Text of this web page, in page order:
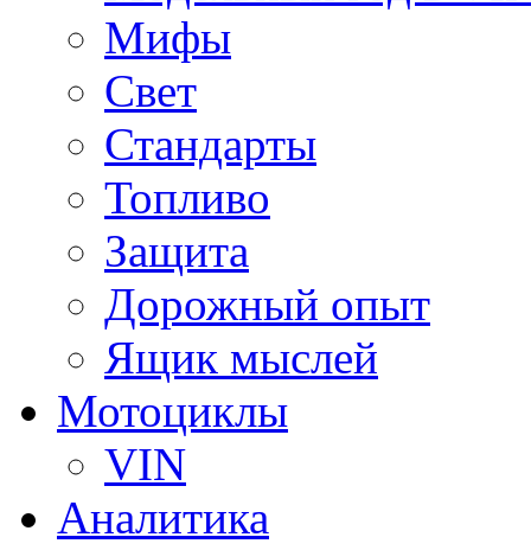
Мифы
Свет
Стандарты
Топливо
Защита
Дорожный опыт
Ящик мыслей
Мотоциклы
VIN
Аналитика